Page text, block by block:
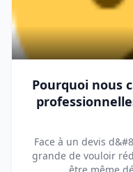
Pourquoi nous
Face à un devis
grande de vouloir